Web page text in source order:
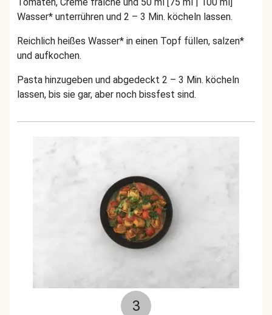
Wasser* unterrühren und 2 – 3 Min. köcheln lassen.
Reichlich heißes Wasser* in einen Topf füllen, salzen*
und aufkochen.
Pasta hinzugeben und abgedeckt 2 – 3 Min. köcheln
lassen, bis sie gar, aber noch bissfest sind.
3